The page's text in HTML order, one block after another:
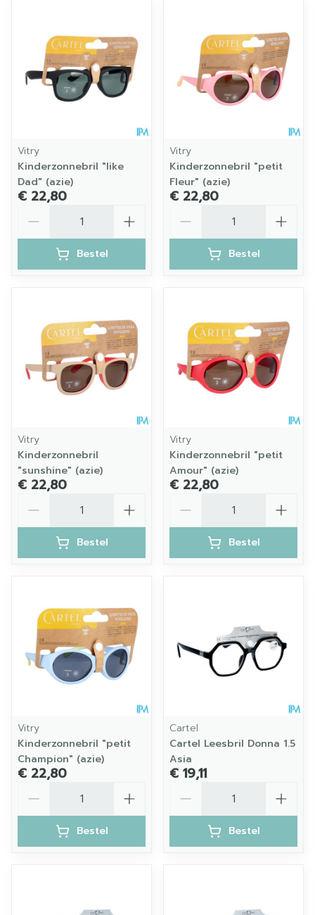
Vitry
Kinderzonnebril "like
Dad" (azie)
€ 22,80
Bestel
Vitry
Kinderzonnebril "petit
Fleur" (azie)
€ 22,80
Bestel
Vitry
Kinderzonnebril
"sunshine" (azie)
€ 22,80
Bestel
Vitry
Kinderzonnebril "petit
Amour" (azie)
€ 22,80
Bestel
Vitry
Kinderzonnebril "petit
Champion" (azie)
€ 22,80
Bestel
Cartel
Cartel Leesbril Donna 1.5
Asia
€ 19,11
Bestel